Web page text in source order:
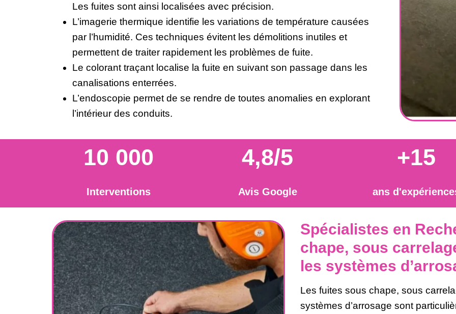
Les fuites sont ainsi localisées avec précision.
L’imagerie thermique identifie les variations de température causées
par l’humidité. Ces techniques évitent les démolitions inutiles et
permettent de traiter rapidement les problèmes de fuite.
Le colorant traçant localise la fuite en suivant son passage dans les
canalisations enterrées.
L’endoscopie permet de se rendre de toutes anomalies en explorant
l’intérieur des conduits.
10 000
Interventions
4,8/5
Avis Google
+15
ans
Spécialistes en
chape, sous
les systèmes
Les fuites sous chape, sous
systèmes d’arrosage sont